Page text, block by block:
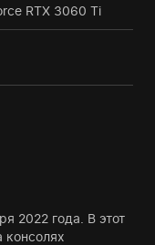
RTX 3060 Ti
2022 года. В этот
консолях